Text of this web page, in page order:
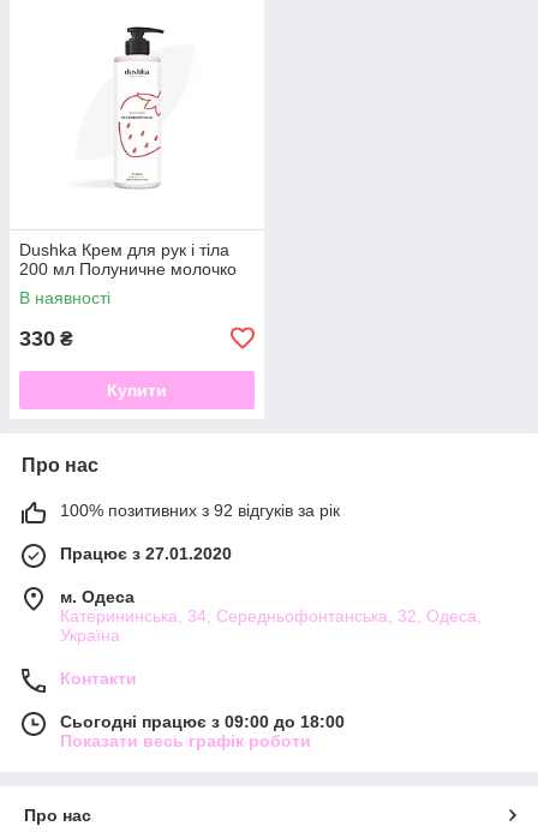
Dushka Крем для рук і тіла
200 мл Полуничне молочко
В наявності
330 ₴
Купити
Про нас
100% позитивних з 92 відгуків за рік
Працює з 27.01.2020
м. Одеса
Катерининська, 34; Середньофонтанська, 32, Одеса,
Україна
Контакти
Сьогодні працює з 09:00 до 18:00
Показати весь графік роботи
Про нас